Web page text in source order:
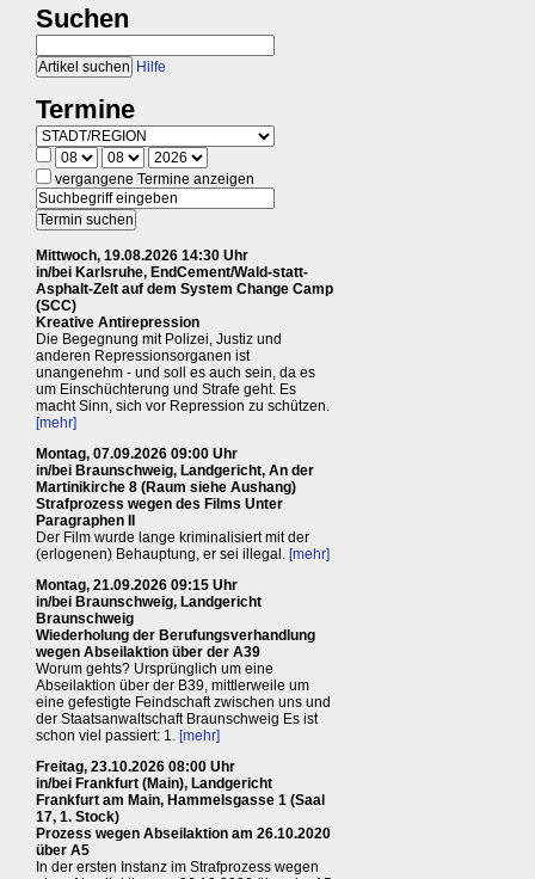
Suchen
Hilfe
Termine
vergangene Termine anzeigen
Mittwoch, 19.08.2026 14:30 Uhr
in/bei Karlsruhe, EndCement/Wald-statt-
Asphalt-Zelt auf dem System Change Camp
(SCC)
Kreative Antirepression
Die Begegnung mit Polizei, Justiz und
anderen Repressionsorganen ist
unangenehm - und soll es auch sein, da es
um Einschüchterung und Strafe geht. Es
macht Sinn, sich vor Repression zu schützen.
[mehr]
Montag, 07.09.2026 09:00 Uhr
in/bei Braunschweig, Landgericht, An der
Martinikirche 8 (Raum siehe Aushang)
Strafprozess wegen des Films Unter
Paragraphen II
Der Film wurde lange kriminalisiert mit der
(erlogenen) Behauptung, er sei illegal. [mehr]
Montag, 21.09.2026 09:15 Uhr
in/bei Braunschweig, Landgericht
Braunschweig
Wiederholung der Berufungsverhandlung
wegen Abseilaktion über der A39
Worum gehts? Ursprünglich um eine
Abseilaktion über der B39, mittlerweile um
eine gefestigte Feindschaft zwischen uns und
der Staatsanwaltschaft Braunschweig Es ist
schon viel passiert: 1. [mehr]
Freitag, 23.10.2026 08:00 Uhr
in/bei Frankfurt (Main), Landgericht
Frankfurt am Main, Hammelsgasse 1 (Saal
17, 1. Stock)
Prozess wegen Abseilaktion am 26.10.2020
über A5
In der ersten Instanz im Strafprozess wegen